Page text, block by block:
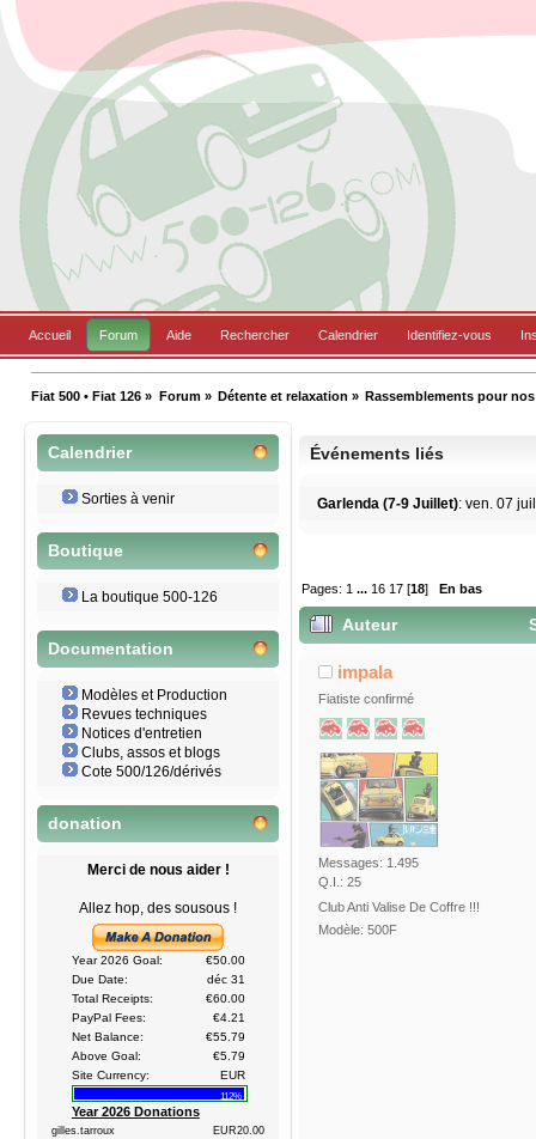
Accueil Forum Aide Rechercher Calendrier Identifiez-vous
Fiat 500 • Fiat 126 » Forum» Détente et relaxation » Rassemblements pour
Calendrier
Sorties à venir
Boutique
La boutique 500-126
Documentation
Modèles et Production
Revues techniques
Notices d'entretien
Clubs, assos et blogs
Cote 500/126/dérivés
donation
Merci de nous aider !
Allez hop, des sousous !
Year 2026 Goal:
€50.00
Due Date:
déc 31
Total Receipts:
€60.00
PayPal Fees:
€4.21
Net Balance:
€55.79
Above Goal:
€5.79
Site Currency:
EUR
112%
Year 2026 Donations
gilles.tarroux
EUR20.00
Événements liés
Garlenda (7-9 Juillet): ven. 07
Pages: 1 ... 16 17 [18]En bas
Auteur
impala
Fiatiste confirmé
Messages: 1.495
Q.I.: 25
Club Anti Valise De Coffre !!!
Modèle: 500F